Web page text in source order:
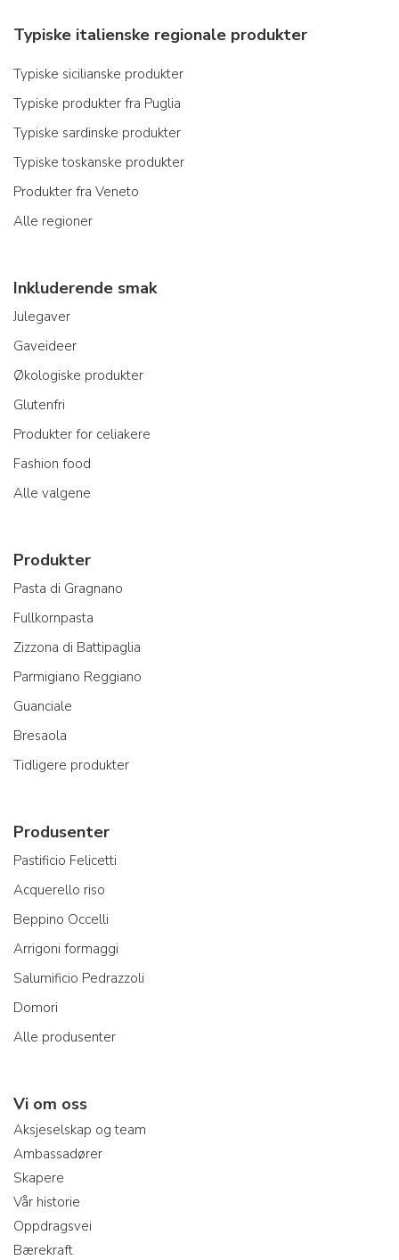
Typiske italienske regionale produkter
Typiske sicilianske produkter
Typiske produkter fra Puglia
Typiske sardinske produkter
Typiske toskanske produkter
Produkter fra Veneto
Alle regioner
Inkluderende smak
Julegaver
Gaveideer
Økologiske produkter
Glutenfri
Produkter for celiakere
Fashion food
Alle valgene
Produkter
Pasta di Gragnano
Fullkornpasta
Zizzona di Battipaglia
Parmigiano Reggiano
Guanciale
Bresaola
Tidligere produkter
Produsenter
Pastificio Felicetti
Acquerello riso
Beppino Occelli
Arrigoni formaggi
Salumificio Pedrazzoli
Domori
Alle produsenter
Vi om oss
Aksjeselskap og team
Ambassadører
Skapere
Vår historie
Oppdragsvei
Bærekraft